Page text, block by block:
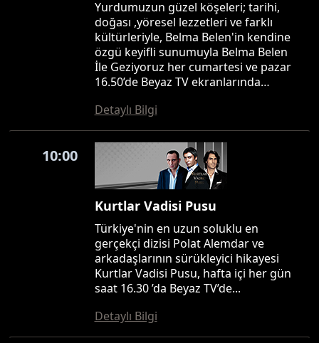
Yurdumuzun güzel köşeleri; tarihi,
doğası ,yöresel lezzetleri ve farklı
kültürleriyle, Belma Belen'in kendine
özgü keyifli sunumuyla Belma Belen
İle Geziyoruz her cumartesi ve pazar
16.50’de Beyaz TV ekranlarında…
Detaylı Bilgi
10:00
Kurtlar Vadisi Pusu
Türkiye'nin en uzun soluklu en
gerçekçi dizisi Polat Alemdar ve
arkadaşlarının sürükleyici hikayesi
Kurtlar Vadisi Pusu, hafta içi her gün
saat 16.30 ’da Beyaz TV’de...
Detaylı Bilgi